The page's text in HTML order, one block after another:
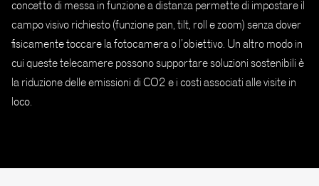
concetto di messa in funzione a distanza permette di impostare il
campo visivo richiesto (funzione pan, tilt, roll e zoom) senza dover
fisicamente toccare la fotocamera o l’obiettivo. Un altro modo in
cui queste telecamere possono supportare soluzioni sostenibili è
la riduzione delle emissioni di CO2 e i costi associati alle visite in
loco.